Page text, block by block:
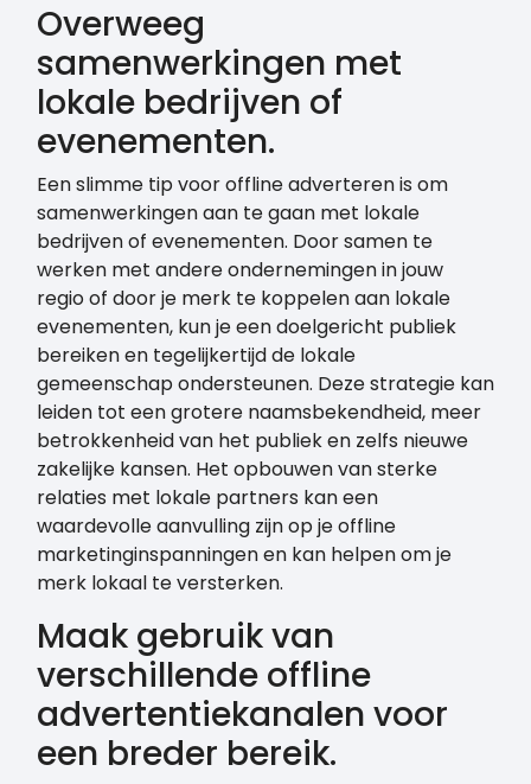
Overweeg
samenwerkingen met
lokale bedrijven of
evenementen.
Een slimme tip voor offline adverteren is om
samenwerkingen aan te gaan met lokale
bedrijven of evenementen. Door samen te
werken met andere ondernemingen in jouw
regio of door je merk te koppelen aan lokale
evenementen, kun je een doelgericht publiek
bereiken en tegelijkertijd de lokale
gemeenschap ondersteunen. Deze strategie kan
leiden tot een grotere naamsbekendheid, meer
betrokkenheid van het publiek en zelfs nieuwe
zakelijke kansen. Het opbouwen van sterke
relaties met lokale partners kan een
waardevolle aanvulling zijn op je offline
marketinginspanningen en kan helpen om je
merk lokaal te versterken.
Maak gebruik van
verschillende offline
advertentiekanalen voor
een breder bereik.